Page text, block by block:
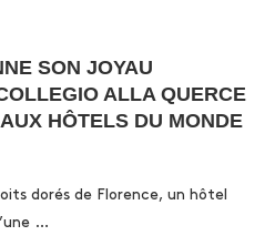
SON JOYAU
ALLA QUERCE
HÔTELS DU MONDE
dorés de Florence, un hôtel
…